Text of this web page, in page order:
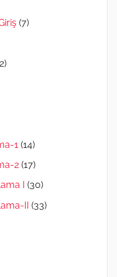
(7)
1 (14)
2 (17)
I
(30)
II (33)